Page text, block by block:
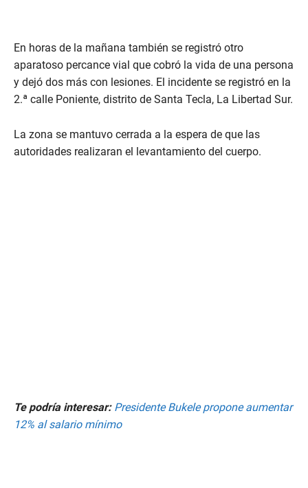
En horas de la mañana también se registró otro
aparatoso percance vial que cobró la vida de una persona
y dejó dos más con lesiones. El incidente se registró en la
2.ª calle Poniente, distrito de Santa Tecla, La Libertad Sur.
La zona se mantuvo cerrada a la espera de que las
autoridades realizaran el levantamiento del cuerpo.
Te podría interesar: Presidente Bukele propone aumentar
12% al salario mínimo